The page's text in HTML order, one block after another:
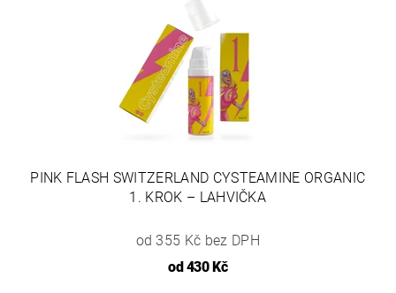
PINK FLASH SWITZERLAND CYSTEAMINE ORGANIC
1. KROK – LAHVIČKA
od 355 Kč bez DPH
od 430 Kč